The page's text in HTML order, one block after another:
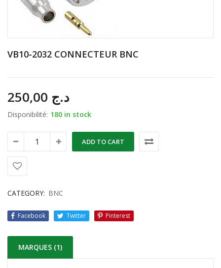
VB10-2032 CONNECTEUR BNC
د.ج
Disponibilité: 180 in stock
ADD TO CART
CATEGORY: BNC
Facebook Twitter Pinterest
MARQUES (1)